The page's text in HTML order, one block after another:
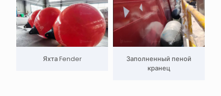
Яхта Fender
Заполненный пеной
кранец